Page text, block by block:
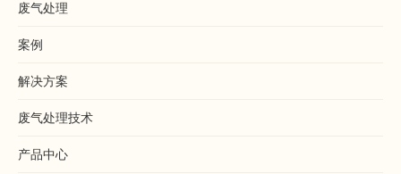
废气处理
案例
解决方案
废气处理技术
产品中心